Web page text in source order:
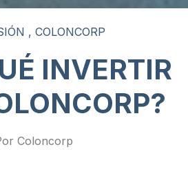
, COLONCORP
INVERTIR
Coloncorp